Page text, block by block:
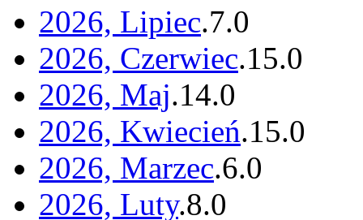
2026, Lipiec.7.0
2026, Czerwiec.15.0
2026, Maj.14.0
2026, Kwiecień.15.0
2026, Marzec.6.0
2026, Luty.8.0